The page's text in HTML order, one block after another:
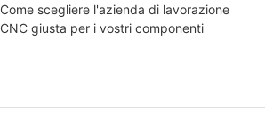
Come scegliere l'azienda di lavorazione
CNC giusta per i vostri componenti